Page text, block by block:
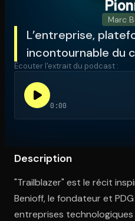
Ouvre l'app Appareil
Marc
L’entreprise,
incontournable du
Écouter l'extrait du podcast :
0:00
Description
"Trailblazer" est le récit
Benioff, le fondateur et
entreprises